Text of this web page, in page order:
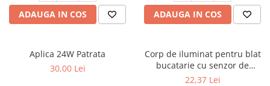
Lampi emergente
Spoturi led pe sina
Multimetru Digital
Prelungitoare/Derulatoare
Starter/Droser
ADAUGA IN COS ADAUGA IN COS
Aplica 24W Patrata
30,00 Lei
Corp de iluminat pentru blat
bucatarie cu senzor de
miscare 20cm
22,37 Lei